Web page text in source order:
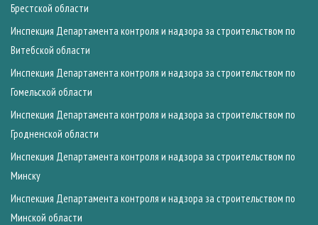
Брестской области
Инспекция Департамента контроля и надзора за строительством по
Витебской области
Инспекция Департамента контроля и надзора за строительством по
Гомельской области
Инспекция Департамента контроля и надзора за строительством по
Гродненской области
Инспекция Департамента контроля и надзора за строительством по
Минску
Инспекция Департамента контроля и надзора за строительством по
Минской области